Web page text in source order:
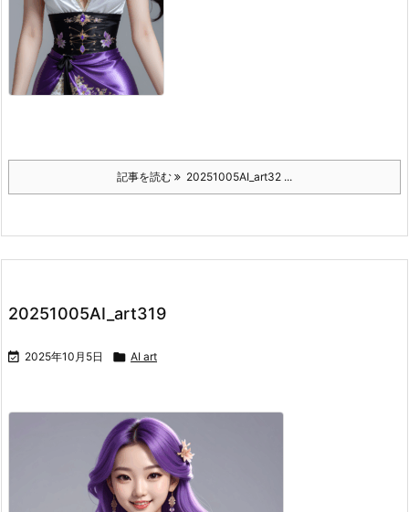
記事を読む 20251005AI_art32 ...
20251005AI_art319
 2025年10月5日  AI art